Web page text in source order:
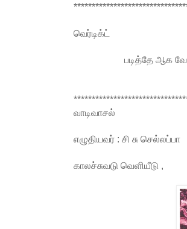
வெர்டிக்ட்
படித்தே ஆக
வாடிவாசல்
எழுதியவர் : சி சு செல்லப்பா
காலச்சுவடு வெளியீடு ,